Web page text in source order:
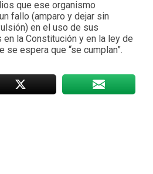
que ese organismo
fallo (amparo y dejar sin
en el uso de sus
la Constitución y en la ley de
se espera que “se cumplan”.